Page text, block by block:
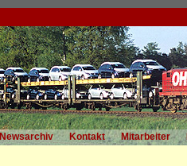
Newsarchiv Kontakt Mitarbeiter